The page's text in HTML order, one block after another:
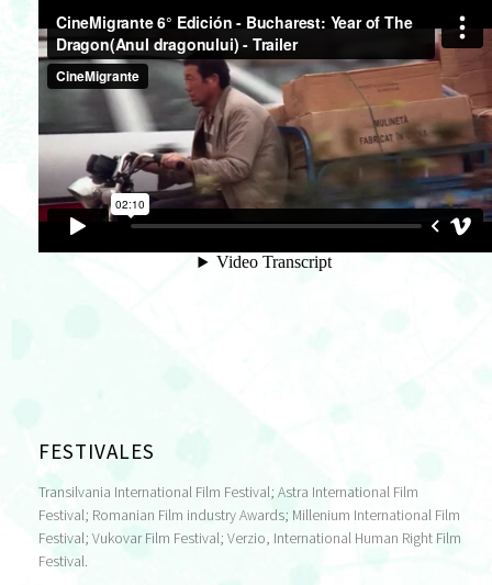
FESTIVALES
Transilvania International Film Festival; Astra International Film
Festival; Romanian Film industry Awards; Millenium International Film
Festival; Vukovar Film Festival; Verzio, International Human Right Film
Festival.